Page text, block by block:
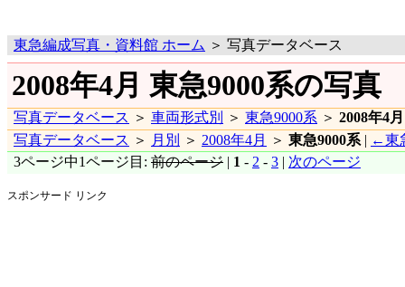
東急編成写真・資料館 ホーム ＞ 写真データベース
2008年4月 東急9000系の写真
写真データベース ＞ 車両形式別 ＞ 東急9000系 ＞ 2008年4月
写真データベース ＞ 月別 ＞ 2008年4月 ＞ 東急9000系 | ←東
3ページ中1ページ目: 前のページ | 1 - 2 - 3 | 次のページ
スポンサード リンク